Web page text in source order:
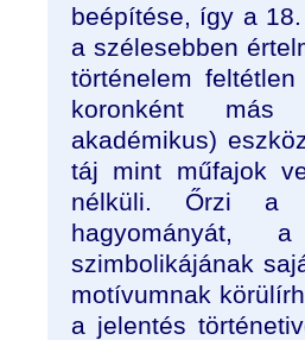
beépítése, így a
a szélesebben
történelem
koronként más
akadémikus)
táj mint műfajok
nélküli. Őrzi a
hagyományát,
szimbolikájának
motívumnak
a jelentés